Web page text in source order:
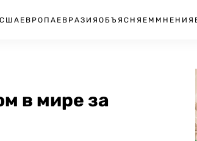
США ЕВРОПА ЕВРАЗИЯ ОБЪЯСНЯЕМ МНЕНИЯ
в мире за